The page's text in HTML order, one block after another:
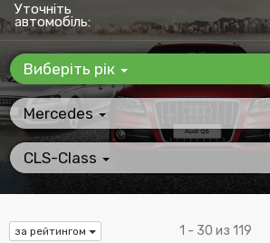
Уточніть
автомобіль:
Виберіть рік
Mercedes
CLS-Class
за рейтингом 1 - 30 из 119